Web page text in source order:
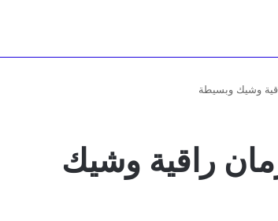
وشيك وبسيطة
راقية وشيك